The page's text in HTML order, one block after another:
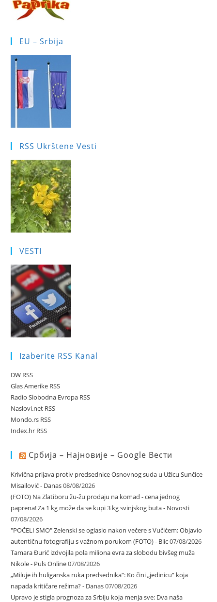
EU – Srbija
RSS Ukrštene Vesti
VESTI
Izaberite RSS Kanal
DW RSS
Glas Amerike RSS
Radio Slobodna Evropa RSS
Naslovi.net RSS
Mondo.rs RSS
Index.hr RSS
Србија – Најновије – Google Вести
Krivična prijava protiv predsednice Osnovnog suda u Užicu Sunčice
Misailović - Danas08/08/2026
(FOTO) Na Zlatiboru žu-žu prodaju na komad - cena jednog
paprena! Za 1 kg može da se kupi 3 kg svinjskog buta - Novosti
07/08/2026
"POČELI SMO" Zelenski se oglasio nakon večere s Vučićem: Objavio
autentičnu fotografiju s važnom porukom (FOTO) - Blic07/08/2026
Tamara Đurić izdvojila pola miliona evra za slobodu bivšeg muža
Nikole - Puls Online07/08/2026
„Miluje ih huliganska ruka predsednika“: Ko čini „jedinicu“ koja
napada kritičare režima? - Danas07/08/2026
Upravo je stigla prognoza za Srbiju koja menja sve: Dva naša